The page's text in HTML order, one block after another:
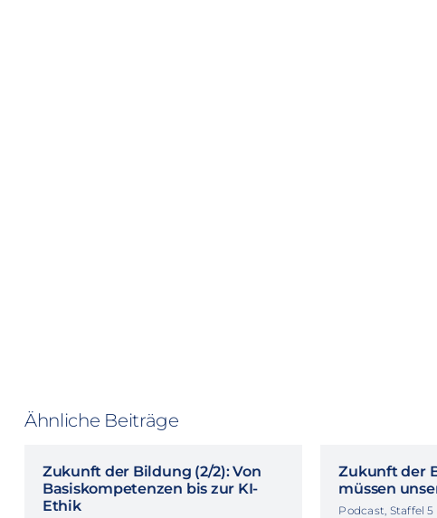
Ähnliche Beiträge
Zukunft der Bildung (2/2): Von
Basiskompetenzen bis zur KI-
Ethik
Zukunft der
müssen
Podcast, Staffel